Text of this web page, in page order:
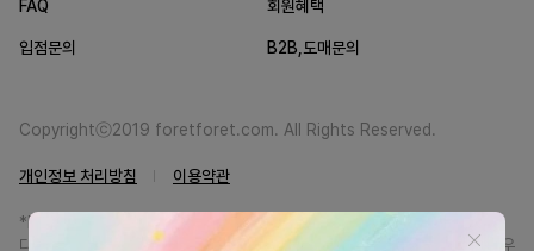
FAQ 회원혜택
입점문의 B2B,도매문의
Copyrightⓒ2019 foretforet.com. All Rights Reserved.
개인정보 처리방침 이용약관
*FORETFORET에서는 브랜드 본사와의 직거래를 통한 정품만을 취급합니
다. 일부 병행상품의 경우 정품인증서를 발급받고 있습니다. 정품이 아닐 경우